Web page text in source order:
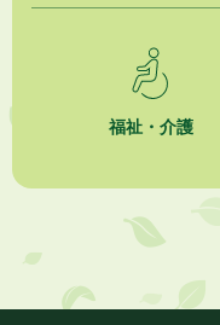
市民活動カレンダー（リスト
2026年8月1日
市議会だより 第100号 (令
福祉・介護